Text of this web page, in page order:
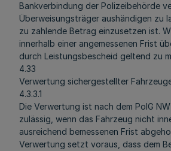
Bankverbindung der Polizeibehörde
Überweisungsträger aushändigen zu
zu zahlende Betrag einzusetzen ist.
innerhalb einer angemessenen Frist
durch Leistungsbescheid geltend zu
4.33
Verwertung sichergestellter
4.3.3.1
Die Verwertung ist nach dem PolG
zulässig, wenn das Fahrzeug nicht
ausreichend bemessenen Frist
Verwertung setzt voraus, dass dem